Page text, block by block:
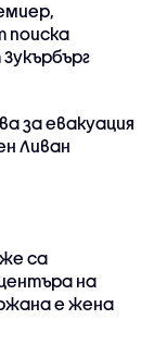
поиска
за евакуация
Ливан
са
на
е жена